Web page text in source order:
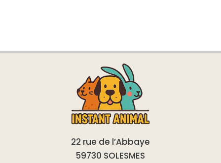
22 rue de l’Abbaye
59730 SOLESMES